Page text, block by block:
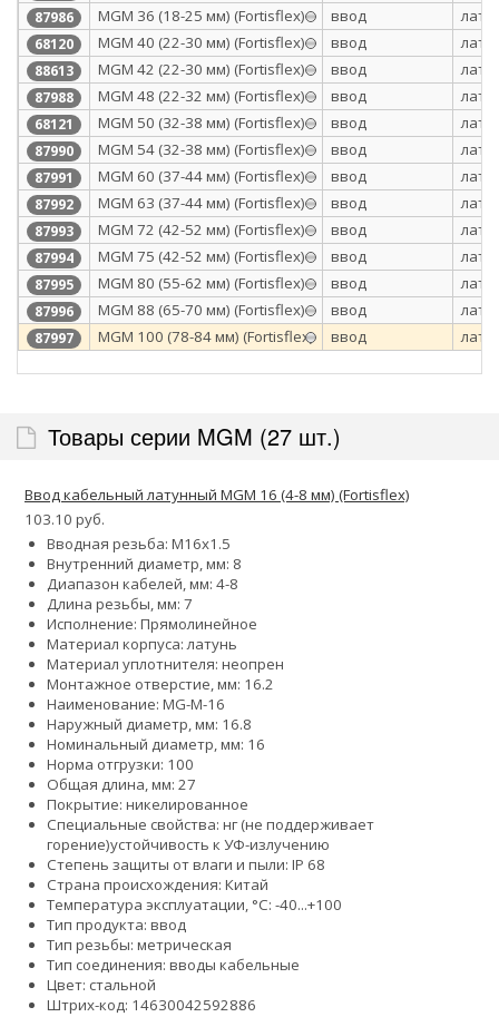
87986 МGM 36 (18-25 мм) (Fortisflex) ввод
68120 MGM 40 (22-30 мм) (Fortisflex) ввод
88613 МGM 42 (22-30 мм) (Fortisflex) ввод
87988 МGM 48 (22-32 мм) (Fortisflex) ввод
68121 MGM 50 (32-38 мм) (Fortisflex) ввод
87990 МGM 54 (32-38 мм) (Fortisflex) ввод
87991 МGM 60 (37-44 мм) (Fortisflex) ввод
87992 МGM 63 (37-44 мм) (Fortisflex) ввод
87993 МGM 72 (42-52 мм) (Fortisflex) ввод
87994 МGM 75 (42-52 мм) (Fortisflex) ввод
87995 МGM 80 (55-62 мм) (Fortisflex) ввод
87996 МGM 88 (65-70 мм) (Fortisflex) ввод
87997 МGM 100 (78-84 мм) (Fortisflex) ввод
Товары серии MGM (27 шт.)
Ввод кабельный латунный MGM 16 (4-8 мм) (Fortisflex)
103.10 руб.
Вводная резьба: M16x1.5
Внутренний диаметр, мм: 8
Диапазон кабелей, мм: 4-8
Длина резьбы, мм: 7
Исполнение: Прямолинейное
Материал корпуса: латунь
Материал уплотнителя: неопрен
Монтажное отверстие, мм: 16.2
Наименование: MG-M-16
Наружный диаметр, мм: 16.8
Номинальный диаметр, мм: 16
Норма отгрузки: 100
Общая длина, мм: 27
Покрытие: никелированное
Специальные свойства: нг (не поддерживает
горение)устойчивость к УФ-излучению
Степень защиты от влаги и пыли: IP 68
Страна происхождения: Китай
Температура эксплуатации, °С: -40...+100
Тип продукта: ввод
Тип резьбы: метрическая
Тип соединения: вводы кабельные
Цвет: стальной
Штрих-код: 14630042592886